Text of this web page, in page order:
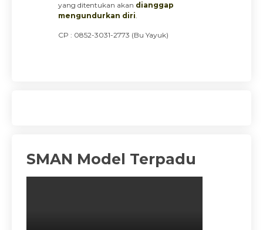
yang ditentukan akan dianggap
mengundurkan diri.
CP : 0852-3031-2773 (Bu Yayuk)
SMAN Model Terpadu